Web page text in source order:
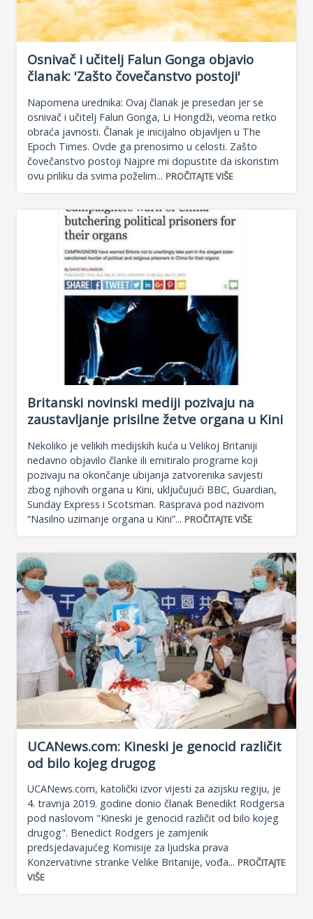
Osnivač i učitelj Falun Gonga objavio
članak: 'Zašto čovečanstvo postoji'
Napomena urednika: Ovaj članak je presedan jer se
osnivač i učitelj Falun Gonga, Li Hongdži, veoma retko
obraća javnosti. Članak je inicijalno objavljen u The
Epoch Times. Ovde ga prenosimo u celosti. Zašto
čovečanstvo postoji Najpre mi dopustite da iskoristim
ovu priliku da svima poželim... PROČITAJTE VIŠE
Britanski novinski mediji pozivaju na
zaustavljanje prisilne žetve organa u Kini
Nekoliko je velikih medijskih kuća u Velikoj Britaniji
nedavno objavilo članke ili emitiralo programe koji
pozivaju na okončanje ubijanja zatvorenika savjesti
zbog njihovih organa u Kini, uključujući BBC, Guardian,
Sunday Express i Scotsman. Rasprava pod nazivom
“Nasilno uzimanje organa u Kini”... PROČITAJTE VIŠE
UCANews.com: Kineski je genocid različit
od bilo kojeg drugog
UCANews.com, katolički izvor vijesti za azijsku regiju, je
4. travnja 2019. godine donio članak Benedikt Rodgersa
pod naslovom "Kineski je genocid različit od bilo kojeg
drugog". Benedict Rodgers je zamjenik
predsjedavajućeg Komisije za ljudska prava
Konzervativne stranke Velike Britanije, vođa... PROČITAJTE
VIŠE